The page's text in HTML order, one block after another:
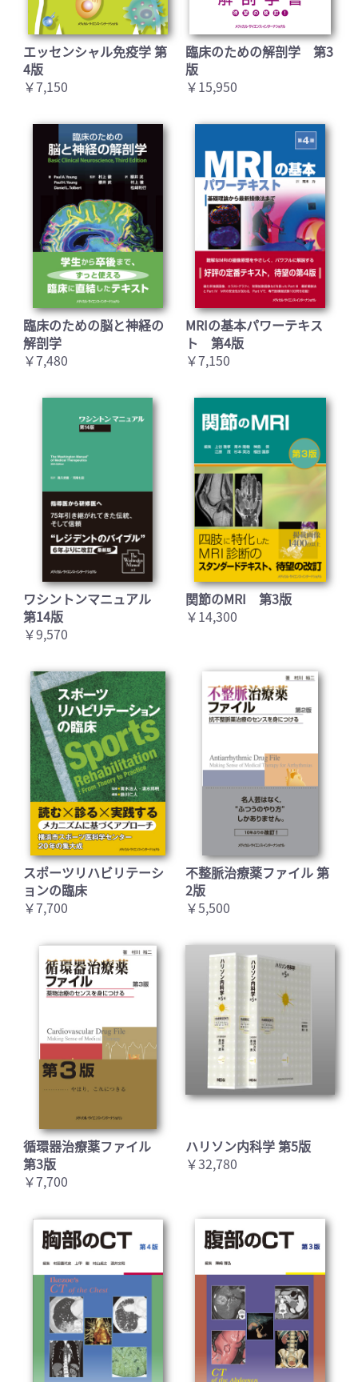
エッセンシャル免疫学 第
4版
￥7,150
臨床のための解剖学 第3
版
￥15,950
臨床のための脳と神経の
解剖学
￥7,480
MRIの基本パワーテキス
ト 第4版
￥7,150
ワシントンマニュアル
第14版
￥9,570
関節のMRI 第3版
￥14,300
スポーツリハビリテーシ
ョンの臨床
￥7,700
不整脈治療薬ファイル 第
2版
￥5,500
循環器治療薬ファイル
第3版
￥7,700
ハリソン内科学 第5版
￥32,780